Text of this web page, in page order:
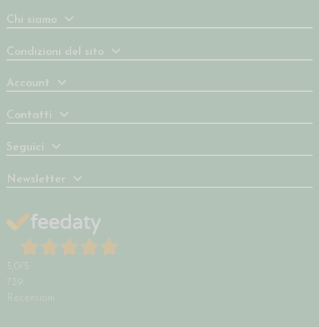
Chi siamo
Condizioni del sito
Account
Contatti
Seguici
Newsletter
5,0 /5
739
Recensioni